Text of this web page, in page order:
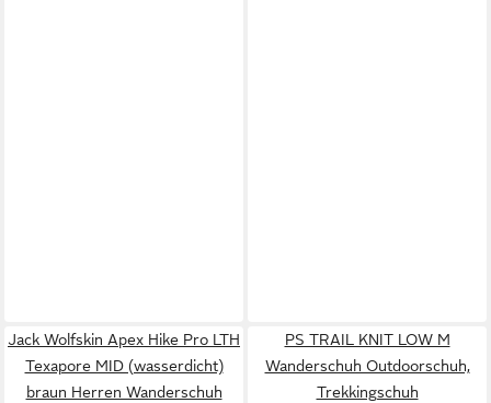
Jack Wolfskin Apex Hike Pro LTH
Texapore MID (wasserdicht)
braun Herren Wanderschuh
PS TRAIL KNIT LOW M
Wanderschuh Outdoorschuh,
Trekkingschuh